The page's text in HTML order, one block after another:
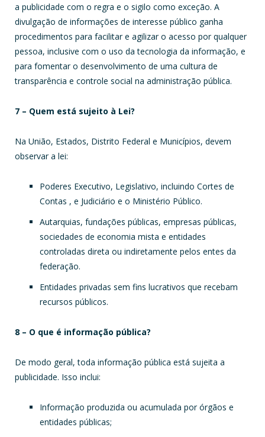
a publicidade com o regra e o sigilo como exceção. A
divulgação de informações de interesse público ganha
procedimentos para facilitar e agilizar o acesso por qualquer
pessoa, inclusive com o uso da tecnologia da informação, e
para fomentar o desenvolvimento de uma cultura de
transparência e controle social na administração pública.
7 – Quem está sujeito à Lei?
Na União, Estados, Distrito Federal e Municípios, devem
observar a lei:
Poderes Executivo, Legislativo, incluindo Cortes de
Contas , e Judiciário e o Ministério Público.
Autarquias, fundações públicas, empresas públicas,
sociedades de economia mista e entidades
controladas direta ou indiretamente pelos entes da
federação.
Entidades privadas sem fins lucrativos que recebam
recursos públicos.
8 – O que é informação pública?
De modo geral, toda informação pública está sujeita a
publicidade. Isso inclui:
Informação produzida ou acumulada por órgãos e
entidades públicas;